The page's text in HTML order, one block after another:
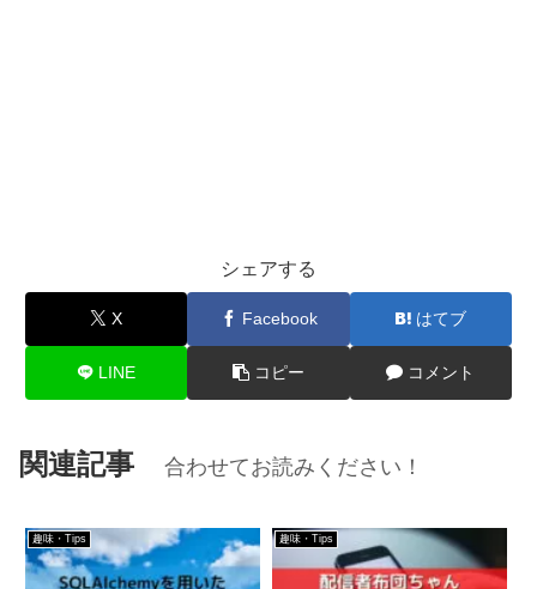
シェアする
X Facebook はてブ
LINE コピー コメント
関連記事 合わせてお読みください！
趣味・Tips 趣味・Tips